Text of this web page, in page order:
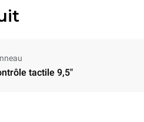
tactile 9,5"